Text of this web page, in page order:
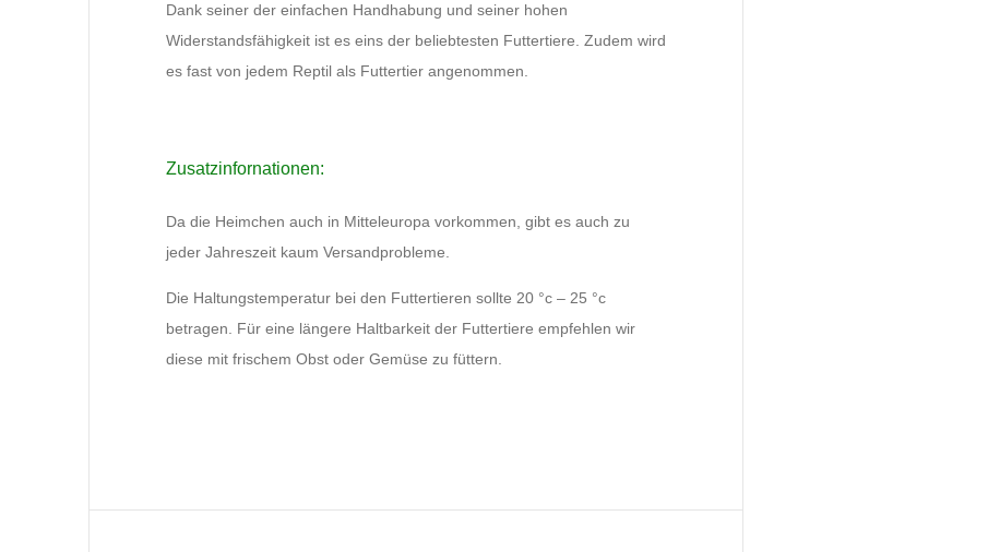
Dank seiner der einfachen Handhabung und seiner hohen
Widerstandsfähigkeit ist es eins der beliebtesten Futtertiere. Zudem wird
es fast von jedem Reptil als Futtertier angenommen.
Zusatzinfornationen:
Da die Heimchen auch in Mitteleuropa vorkommen, gibt es auch zu
jeder Jahreszeit kaum Versandprobleme.
Die Haltungstemperatur bei den Futtertieren sollte 20 °c – 25 °c
betragen. Für eine längere Haltbarkeit der Futtertiere empfehlen wir
diese mit frischem Obst oder Gemüse zu füttern.